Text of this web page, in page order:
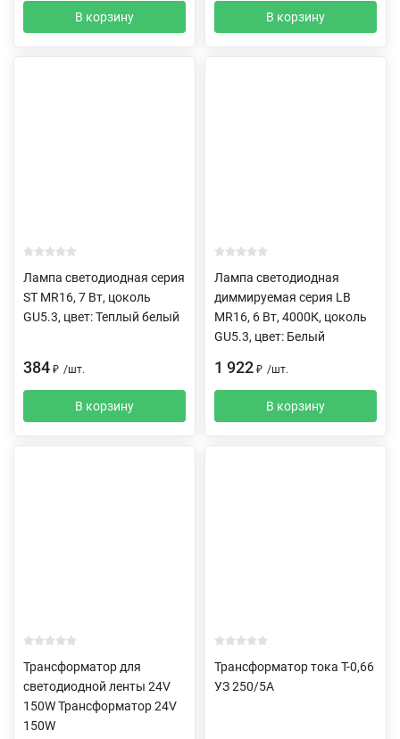
В корзину В корзину
Лампа светодиодная серия
ST MR16, 7 Вт, цоколь
GU5.3, цвет: Теплый белый
384 ₽ /шт.
В корзину
Лампа светодиодная
диммируемая серия LB
MR16, 6 Вт, 4000К, цоколь
GU5.3, цвет: Белый
1 922 ₽ /шт.
В корзину
Трансформатор для
светодиодной ленты 24V
150W Трансформатор 24V
150W
Трансформатор тока Т-0,66
УЗ 250/5А